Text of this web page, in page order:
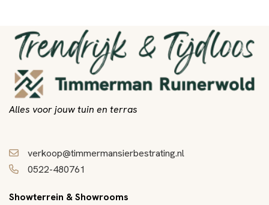
Alles voor jouw tuin en terras
verkoop@timmermansierbestrating.nl
0522-480761
Showterrein & Showrooms